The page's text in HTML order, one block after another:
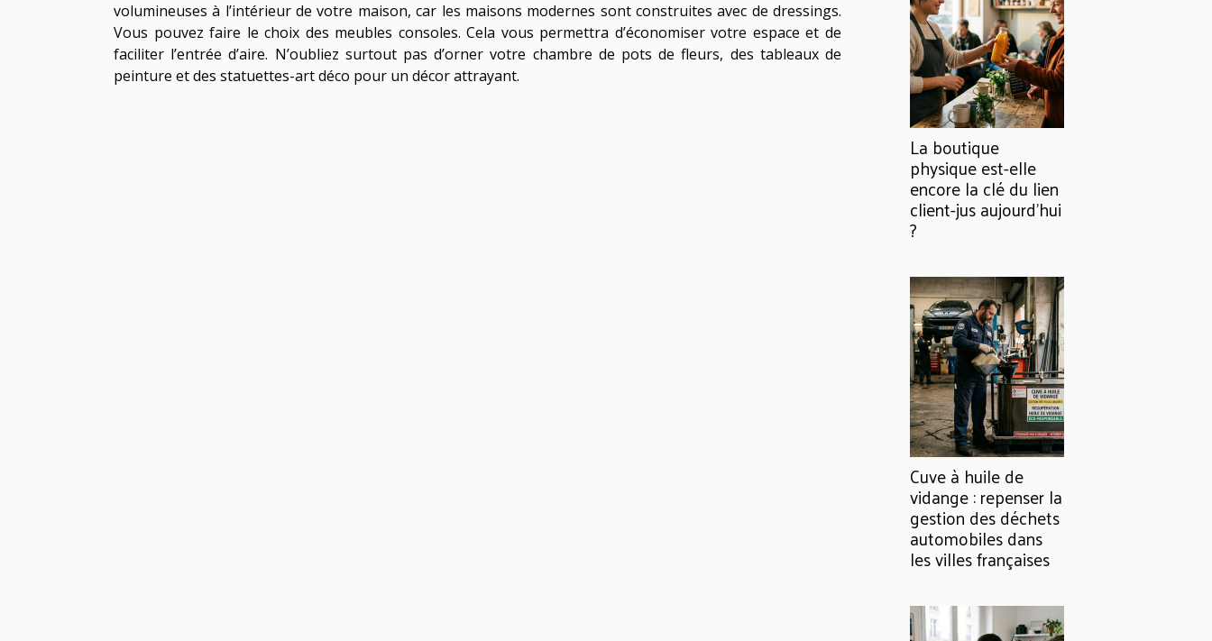
volumineuses à l’intérieur de votre maison, car les maisons modernes sont construites avec de dressings.
Vous pouvez faire le choix des meubles consoles. Cela vous permettra d’économiser votre espace et de
faciliter l’entrée d’aire. N’oubliez surtout pas d’orner votre chambre de pots de fleurs, des tableaux de
peinture et des statuettes-art déco pour un décor attrayant.
La boutique
physique est-elle
encore la clé du lien
client-jus aujourd'hui
?
Cuve à huile de
vidange : repenser la
gestion des déchets
automobiles dans
les villes françaises